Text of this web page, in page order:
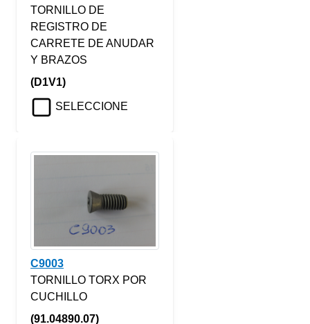
TORNILLO DE
REGISTRO DE
CARRETE DE ANUDAR
Y BRAZOS
(D1V1)
SELECCIONE
C9003
TORNILLO TORX POR
CUCHILLO
(91.04890.07)